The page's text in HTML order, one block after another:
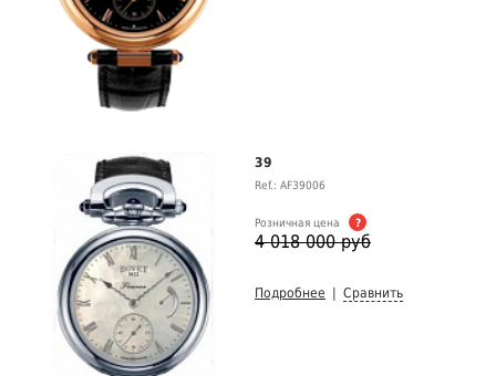
39
Ref.: AF39006
Розничная цена ?
4 018 000 руб
Подробнее Сравнить